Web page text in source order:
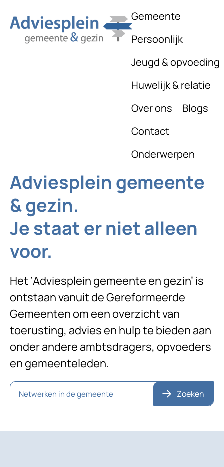
Gemeente
Persoonlijk
Jeugd & opvoeding
Huwelijk & relatie
Over ons
Blogs
Contact
Onderwerpen
Adviesplein gemeente
& gezin.
Je staat er niet alleen
voor.
Het ‘Adviesplein gemeente en gezin’ is
ontstaan vanuit de Gereformeerde
Gemeenten om een overzicht van
toerusting, advies en hulp te bieden aan
onder andere ambtsdragers, opvoeders
en gemeenteleden.
Zoeken